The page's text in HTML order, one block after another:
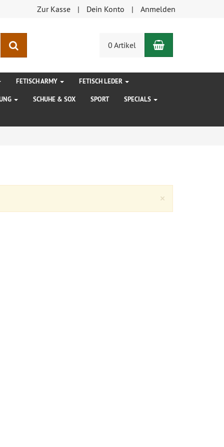
Zur Kasse Dein Konto Anmelden
0 Artikel Warenkorb
FETISCH ARMY FETISCH LEDER
SCHUHE & SOX SPORT SPECIALS
×